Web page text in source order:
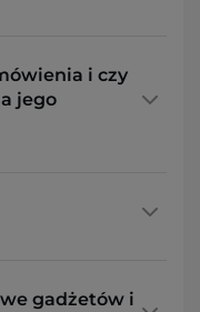
i czy
jego
gadżetów i